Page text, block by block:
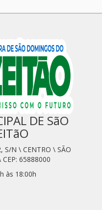
DE SãO
S/N \ CENTRO \ SÃO
65888000
às 18:00h